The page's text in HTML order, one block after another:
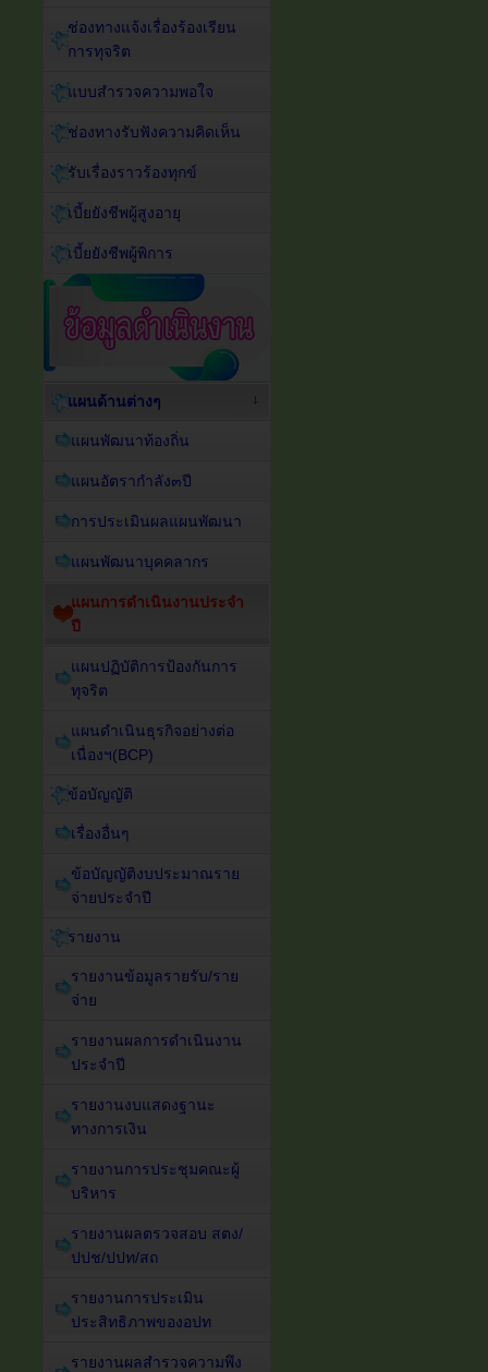
ช่องทางแจ้งเรื่องร้องเรียน
การทุจริต
แบบสำรวจความพอใจ
ช่องทางรับฟังความคิดเห็น
รับเรื่องราวร้องทุกข์
เบี้ยยังชีพผู้สูงอายุ
เบี้ยยังชีพผู้พิการ
แผนด้านต่างๆ
แผนพัฒนาท้องถิ่น
แผนอัตรากำลัง๓ปี
การประเมินผลแผนพัฒนา
แผนพัฒนาบุคคลากร
แผนการดำเนินงานประจำ
ปี
แผนปฏิบัติการป้องกันการ
ทุจริต
แผนดำเนินธุรกิจอย่างต่อ
เนื่องฯ(BCP)
ข้อบัญญัติ
เรื่องอื่นๆ
ข้อบัญญัติงบประมาณราย
จ่ายประจำปี
รายงาน
รายงานข้อมูลรายรับ/ราย
จ่าย
รายงานผลการดำเนินงาน
ประจำปี
รายงานงบแสดงฐานะ
ทางการเงิน
รายงานการประชุมคณะผู้
บริหาร
รายงานผลตรวจสอบ สตง/
ปปช/ปปท/สถ
รายงานการประเมิน
ประสิทธิภาพของอปท
รายงานผลสำรวจความพึง